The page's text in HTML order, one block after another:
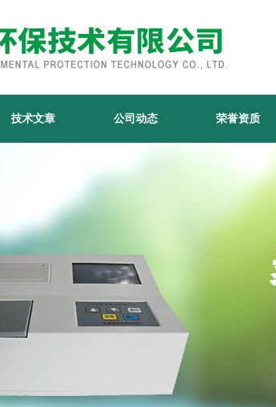
技术文章 公司动态 荣誉资质